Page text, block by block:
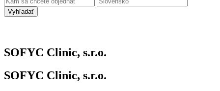
Vyhľadať
SOFYC Clinic, s.r.o.
SOFYC Clinic, s.r.o.